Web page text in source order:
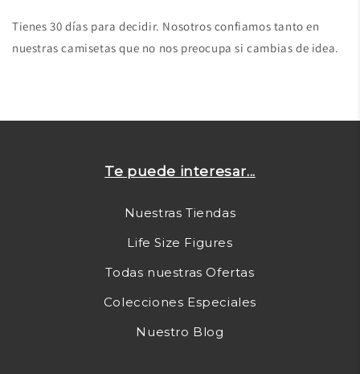
Tienes 30 días para decidir. Nosotros confiamos tanto en
nuestras camisetas que no nos preocupa si cambias de idea.
Te puede interesar...
Nuestras Tiendas
Life Size Figures
Todas nuestras Ofertas
Colecciones Especiales
Nuestro Blog